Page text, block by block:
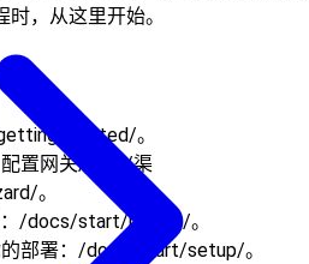
，从这里开始。
started/。
置网关/鉴权/渠
。
/docs/start/pairing/。
部署：/docs/start/setup/。